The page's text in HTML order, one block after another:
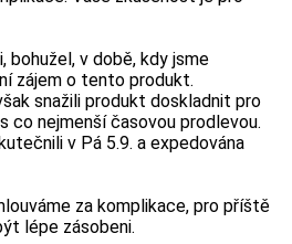
bohužel, v době, kdy jsme
zájem o tento produkt.
snažili produkt doskladnit pro
co nejmenší časovou prodlevou.
v Pá 5.9. a expedována
za komplikace, pro příště
lépe zásobeni.